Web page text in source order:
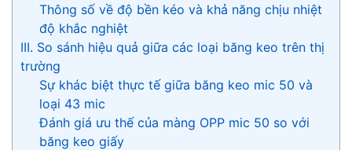
Thông số về độ bền kéo và khả năng chịu nhiệt
độ khắc nghiệt
III. So sánh hiệu quả giữa các loại băng keo trên thị
trường
Sự khác biệt thực tế giữa băng keo mic 50 và
loại 43 mic
Đánh giá ưu thế của màng OPP mic 50 so với
băng keo giấy